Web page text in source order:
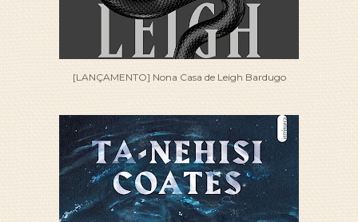
[LANÇAMENTO] Nona Casa de Leigh Bardugo